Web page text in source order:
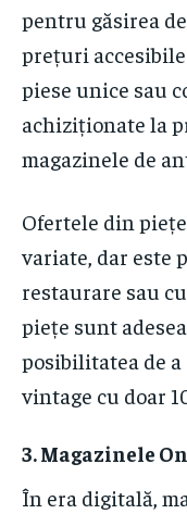
pentru găsirea
prețuri
piese unice sau
achiziționate la
magazinele de
Ofertele din
variate, dar este
restaurare sau
piețe sunt
posibilitatea de
vintage cu doar
3. Magazinele
În era digitală,